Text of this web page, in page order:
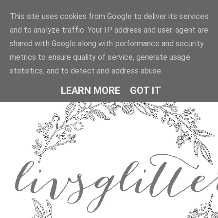
This site uses cookies from Google to deliver its services
and to analyze traffic. Your IP address and user-agent are
shared with Google along with performance and security
metrics to ensure quality of service, generate usage
statistics, and to detect and address abuse.
LEARN MORE GOT IT